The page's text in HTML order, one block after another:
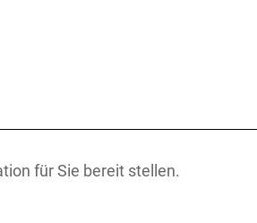
für Sie bereit stellen.